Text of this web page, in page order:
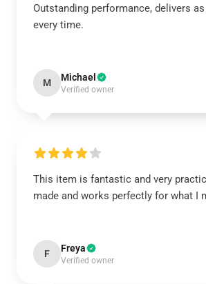
Outstanding performance, delivers
every time.
M Michael
Verified owner
This item is fantastic and very
made and works perfectly for what I
F Freya
Verified owner